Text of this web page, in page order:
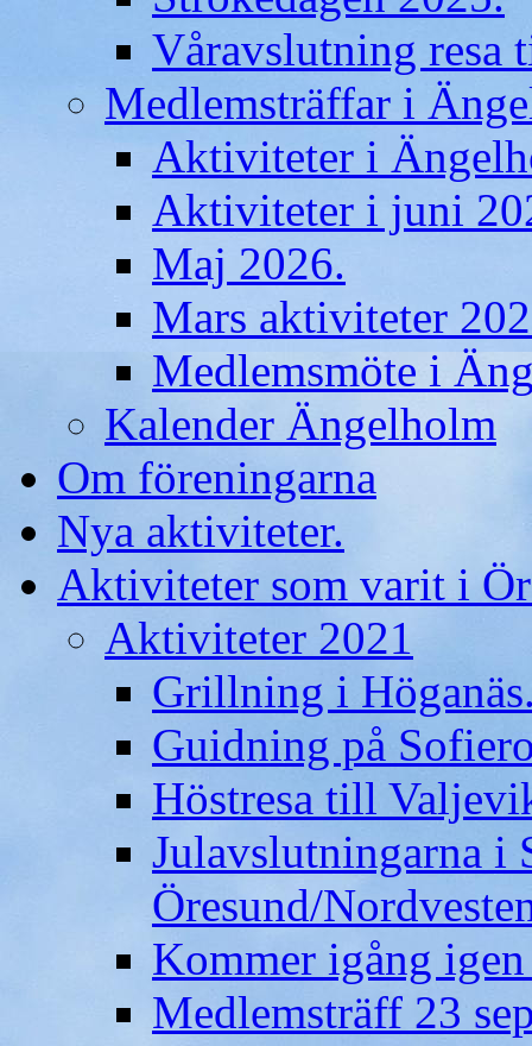
Våravslutning resa
Medlemsträffar i
Aktiviteter i
Aktiviteter i juni
Maj 2026.
Mars aktiviteter
Medlemsmöte i
Kalender Ängelholm
Om föreningarna
Nya aktiviteter.
Aktiviteter som varit i
Aktiviteter 2021
Grillning i
Guidning på
Höstresa till
Julavslutningarna i
Öresund/
Kommer igång
Medlemsträff 23